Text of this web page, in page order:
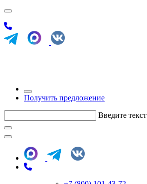
Получить предложение
Введите текст